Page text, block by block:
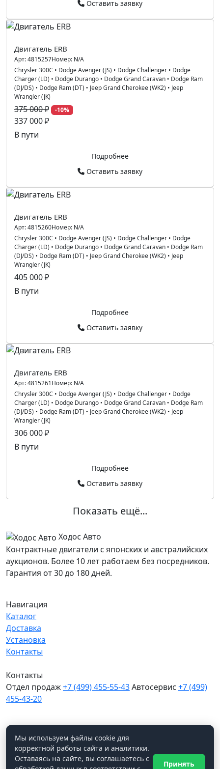
Оставить заявку
Двигатель ERB
Арт:4815257Номер: N/A
Chrysler 300C • Dodge Avenger (JS) • Dodge Challenger • Dodge
Charger (LD) • Dodge Durango • Dodge Grand Caravan • Dodge Ram
(DJ/DS) • Dodge Ram (DT) • Jeep Grand Cherokee (WK2) • Jeep
Wrangler (JK)
375 000 ₽ -10%
337 000 ₽
В пути
Подробнее
Оставить заявку
Двигатель ERB
Арт:4815260Номер: N/A
Chrysler 300C • Dodge Avenger (JS) • Dodge Challenger • Dodge
Charger (LD) • Dodge Durango • Dodge Grand Caravan • Dodge Ram
(DJ/DS) • Dodge Ram (DT) • Jeep Grand Cherokee (WK2) • Jeep
Wrangler (JK)
405 000 ₽
В пути
Подробнее
Оставить заявку
Двигатель ERB
Арт:4815261Номер: N/A
Chrysler 300C • Dodge Avenger (JS) • Dodge Challenger • Dodge
Charger (LD) • Dodge Durango • Dodge Grand Caravan • Dodge Ram
(DJ/DS) • Dodge Ram (DT) • Jeep Grand Cherokee (WK2) • Jeep
Wrangler (JK)
306 000 ₽
В пути
Подробнее
Оставить заявку
Показать ещё...
Ходос Авто
Контрактные двигатели с японских и австралийских
аукционов. Более 10 лет работаем без посредников.
Гарантия от 30 до 180 дней.
Навигация
Каталог
Доставка
Установка
Контакты
Контакты
Отдел продаж+7 (499) 455-55-43Автосервис +7 (499)
455-43-20
Мы в соцсетях
Мы используем файлы cookie для
корректной работы сайта и аналитики.
Оставаясь на сайте, вы соглашаетесь с
Принять